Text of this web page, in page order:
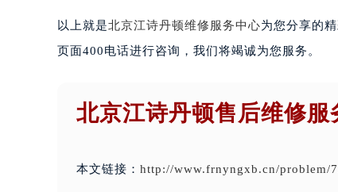
以上就是北京江诗丹顿维修服务中心为您分享的
页面400电话进行咨询，我们将竭诚为您服务。
北京江诗丹顿售后维修服
本文链接： http://www.frnyngxb.cn/problem/